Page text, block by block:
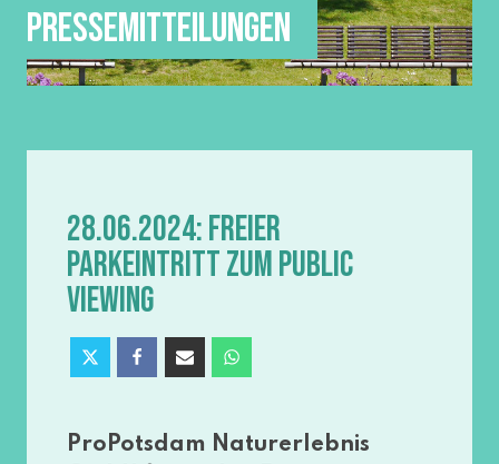
PRESSEMITTEILUNGEN
28.06.2024: FREIER
PARKEINTRITT ZUM PUBLIC
VIEWING
ProPotsdam Naturerlebnis